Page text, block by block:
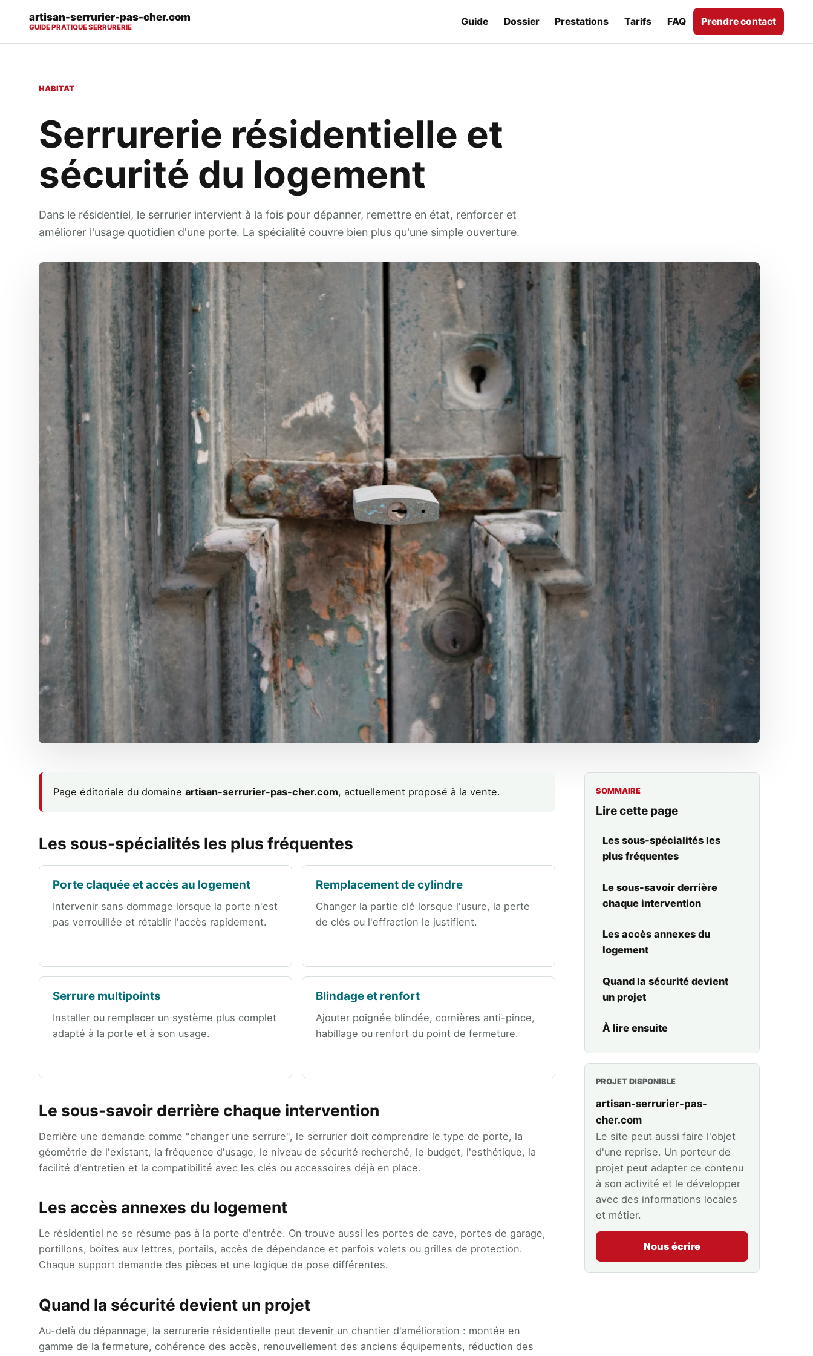
artisan-serrurier-pas-cher.com
GUIDE PRATIQUE SERRURERIE Guide Dossier Prestations Tarifs FAQ Prendre contact
HABITAT
Serrurerie résidentielle et
sécurité du logement
Dans le résidentiel, le serrurier intervient à la fois pour dépanner, remettre en état, renforcer et
améliorer l'usage quotidien d'une porte. La spécialité couvre bien plus qu'une simple ouverture.
Page éditoriale du domaineartisan-serrurier-pas-cher.com, actuellement proposé à la vente.
Les sous-spécialités les plus fréquentes
Porte claquée et accès au logement
Intervenir sans dommage lorsque la porte n'est
pas verrouillée et rétablir l'accès rapidement.
Remplacement de cylindre
Changer la partie clé lorsque l'usure, la perte
de clés ou l'effraction le justifient.
Serrure multipoints
Installer ou remplacer un système plus complet
adapté à la porte et à son usage.
Blindage et renfort
Ajouter poignée blindée, cornières anti-pince,
habillage ou renfort du point de fermeture.
Le sous-savoir derrière chaque intervention
Derrière une demande comme "changer une serrure", le serrurier doit comprendre le type de porte, la
géométrie de l'existant, la fréquence d'usage, le niveau de sécurité recherché, le budget, l'esthétique, la
facilité d'entretien et la compatibilité avec les clés ou accessoires déjà en place.
Les accès annexes du logement
Le résidentiel ne se résume pas à la porte d'entrée. On trouve aussi les portes de cave, portes de garage,
portillons, boîtes aux lettres, portails, accès de dépendance et parfois volets ou grilles de protection.
Chaque support demande des pièces et une logique de pose différentes.
Quand la sécurité devient un projet
Au-delà du dépannage, la serrurerie résidentielle peut devenir un chantier d'amélioration : montée en
gamme de la fermeture, cohérence des accès, renouvellement des anciens équipements, réduction des
SOMMAIRE
Lire cette page
Les sous-spécialités les
plus fréquentes
Le sous-savoir derrière
chaque intervention
Les accès annexes du
logement
Quand la sécurité devient
un projet
À lire ensuite
PROJET DISPONIBLE
artisan-serrurier-pas-
cher.com
Le site peut aussi faire l'objet
d'une reprise. Un porteur de
projet peut adapter ce contenu
à son activité et le développer
avec des informations locales
et métier.
Nous écrire